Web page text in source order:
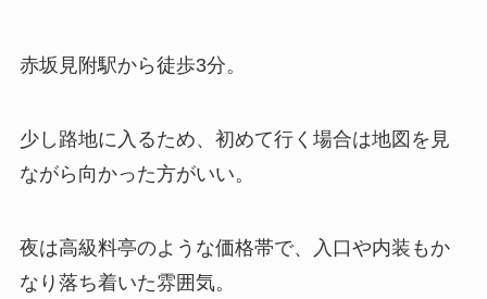
赤坂見附駅から徒歩3分。
少し路地に入るため、初めて行く場合は地図を見
ながら向かった方がいい。
夜は高級料亭のような価格帯で、入口や内装もか
なり落ち着いた雰囲気。